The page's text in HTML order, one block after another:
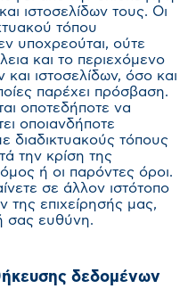
ιστοσελίδων τους. Οι
τόπου
υποχρεούται, ούτε
και το περιεχόμενο
ιστοσελίδων, όσο και
παρέχει πρόσβαση.
οποτεδήποτε να
οποιανδήποτε
διαδικτυακούς τόπους
την κρίση της
ή οι παρόντες όροι.
σε άλλον ιστότοπο
της επιχείρησής μας,
σας ευθύνη.
δεδομένων